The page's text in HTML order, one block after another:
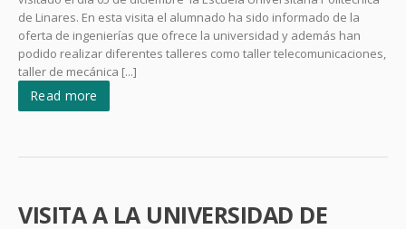
de Linares. En esta visita el alumnado ha sido informado de la
oferta de ingenierías que ofrece la universidad y además han
podido realizar diferentes talleres como taller telecomunicaciones,
taller de mecánica [...]
Read more
VISITA A LA UNIVERSIDAD DE